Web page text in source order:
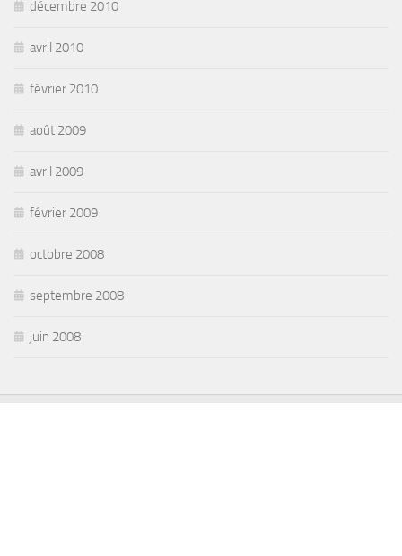
décembre 2010
avril 2010
février 2010
août 2009
avril 2009
février 2009
octobre 2008
septembre 2008
juin 2008